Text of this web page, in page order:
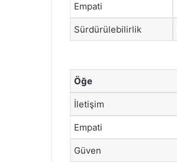
Empati
Sürdürülebilirlik
Öğe
İletişim
Empati
Güven